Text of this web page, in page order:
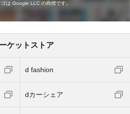
は Google LLC の商標です。
ケットストア
d fashion
dカーシェア